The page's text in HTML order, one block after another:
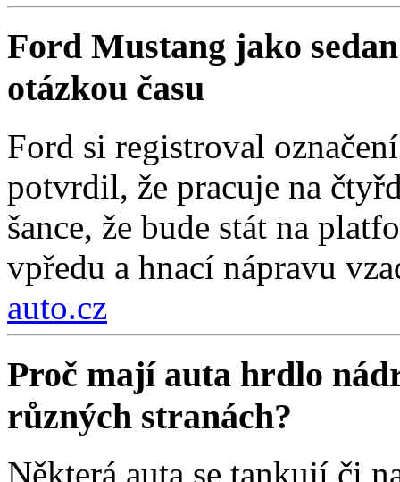
Ford Mustang jako
otázkou času
Ford si registroval
potvrdil, že pracuje na
šance, že bude stát na
vpředu a hnací nápravu
auto.cz
Proč mají auta hrdlo
různých stranách?
Některá auta se tankují či